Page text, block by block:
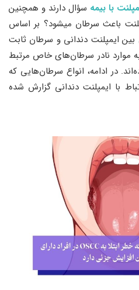
با بیمه سؤال دارند و همچنین
باعث سرطان میشود؟ بر اساس
ایمپلنت‌ دندانی و سرطان ثابت
موارد نادر سرطان‌های خاص مرتبط
در ادامه، انواع سرطان‌هایی که
با ایمپلنت دندانی گزارش شده